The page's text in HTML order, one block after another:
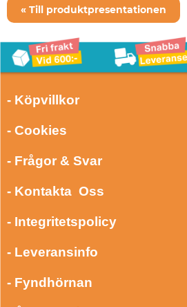
« Till produktpresentationen
- Köpvillkor
- Cookies
- Frågor & Svar
- Kontakta Oss
- Integritetspolicy
- Leveransinfo
- Fyndhörnan